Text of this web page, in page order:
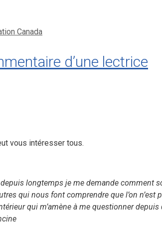
Canada
d’une lectrice
vous intéresser tous.
longtemps je me demande comment
qui nous font comprendre que l’on n’est
qui m’amène à me questionner